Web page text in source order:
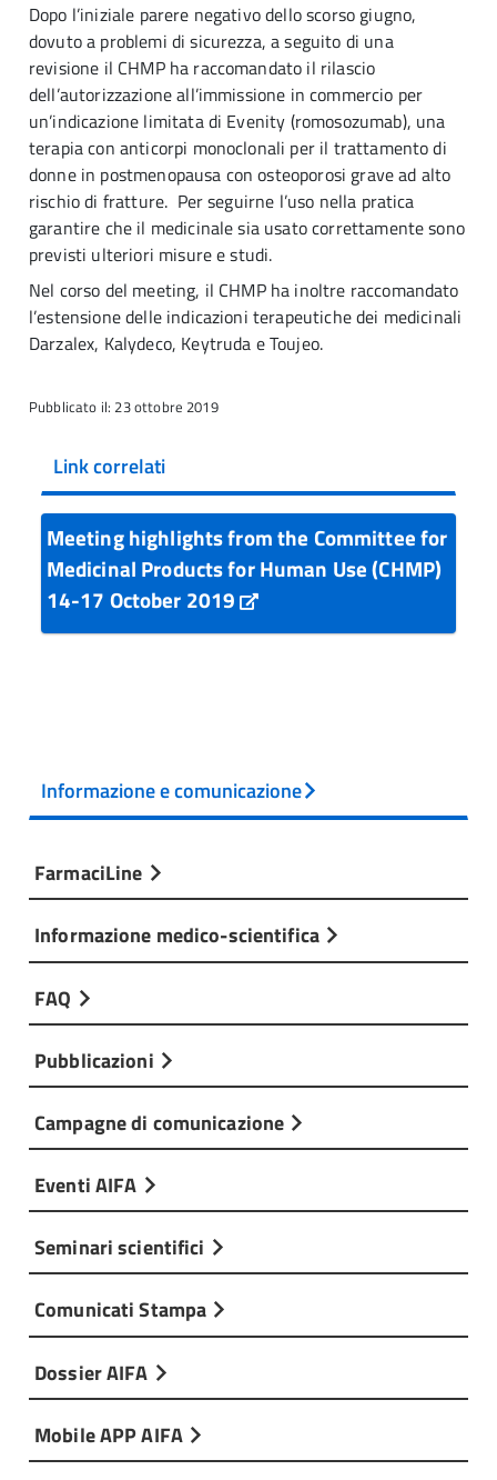
Dopo l’iniziale parere negativo dello scorso giugno,
dovuto a problemi di sicurezza, a seguito di una
revisione il CHMP ha raccomandato il rilascio
dell’autorizzazione all’immissione in commercio per
un’indicazione limitata di Evenity (romosozumab), una
terapia con anticorpi monoclonali per il trattamento di
donne in postmenopausa con osteoporosi grave ad alto
rischio di fratture. Per seguirne l’uso nella pratica
garantire che il medicinale sia usato correttamente sono
previsti ulteriori misure e studi.
Nel corso del meeting, il CHMP ha inoltre raccomandato
l’estensione delle indicazioni terapeutiche dei medicinali
Darzalex, Kalydeco, Keytruda e Toujeo.
Pubblicato il: 23 ottobre 2019
Link correlati
Meeting highlights from the Committee for
Medicinal Products for Human Use (CHMP)
14-17 October 2019
Informazione e comunicazione
FarmaciLine
Informazione medico-scientifica
FAQ
Pubblicazioni
Campagne di comunicazione
Eventi AIFA
Seminari scientifici
Comunicati Stampa
Dossier AIFA
Mobile APP AIFA